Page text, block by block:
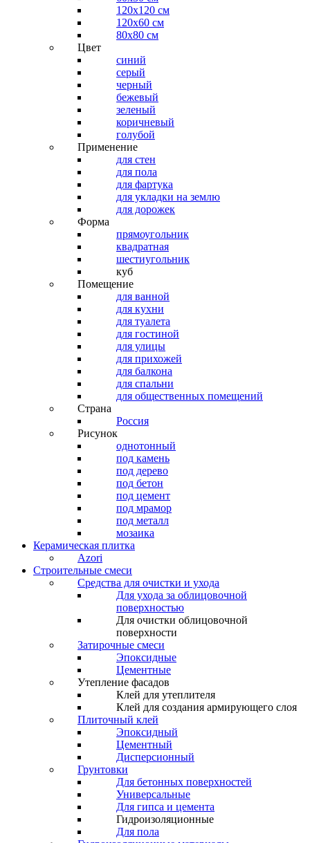
120x120 см
120x60 см
80x80 см
Цвет
синий
серый
черный
бежевый
зеленый
коричневый
голубой
Применение
для стен
для пола
для фартука
для укладки на землю
для дорожек
Форма
прямоугольник
квадратная
шестиугольник
куб
Помещение
для ванной
для кухни
для туалета
для гостиной
для улицы
для прихожей
для балкона
для спальни
для общественных помещений
Страна
Россия
Рисунок
однотонный
под камень
под дерево
под бетон
под цемент
под мрамор
под металл
мозаика
Керамическая плитка
Azori
Строительные смеси
Средства для очистки и ухода
Для ухода за облицовочной
поверхностью
Для очистки облицовочной
поверхности
Затирочные смеси
Эпоксидные
Цементные
Утепление фасадов
Клей для утеплителя
Клей для создания армирующего слоя
Плиточный клей
Эпоксидный
Цементный
Дисперсионный
Грунтовки
Для бетонных поверхностей
Универсальные
Для гипса и цемента
Гидроизоляционные
Для пола